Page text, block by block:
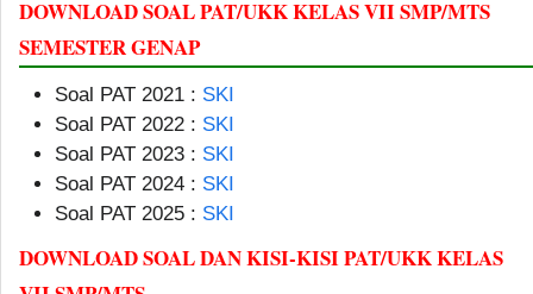
DOWNLOAD SOAL PAT/UKK KELAS VII SMP/MTS
SEMESTER GENAP
Soal PAT 2021 : SKI
Soal PAT 2022 : SKI
Soal PAT 2023 : SKI
Soal PAT 2024 : SKI
Soal PAT 2025 : SKI
DOWNLOAD SOAL DAN KISI-KISI PAT/UKK KELAS